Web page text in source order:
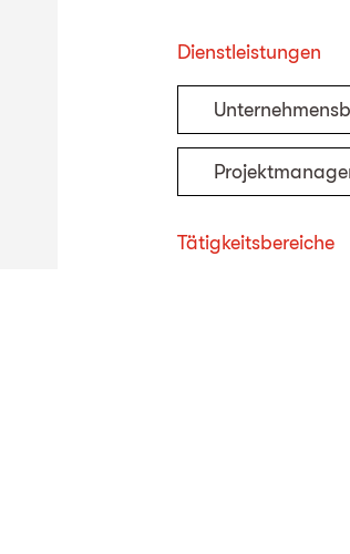
Dienstleistungen
Tätigkeitsbereiche